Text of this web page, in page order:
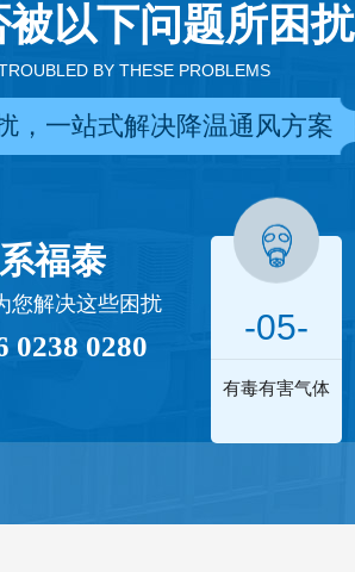
以下问题所困扰
BY THESE PROBLEMS
，一站式解决降温通风方案
福泰
您解决这些困扰
0238 0280 -05-
有毒有害气体